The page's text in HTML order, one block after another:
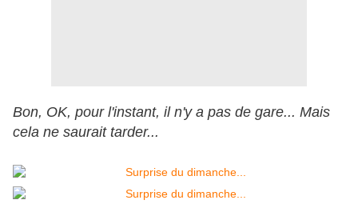
Bon, OK, pour l'instant, il n'y a pas de gare... Mais
cela ne saurait tarder...